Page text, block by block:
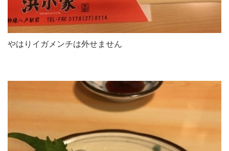
やはりイガメンチは外せません